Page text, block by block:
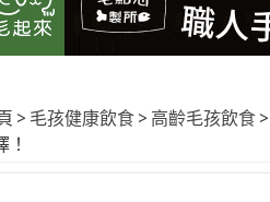
> 毛孩健康飲食 > 高齡毛孩飲食 >
！